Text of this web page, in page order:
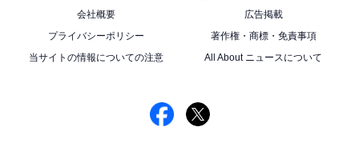
会社概要
広告掲載
プライバシーポリシー
著作権・商標・免責事項
当サイトの情報についての注意
All About ニュースについて